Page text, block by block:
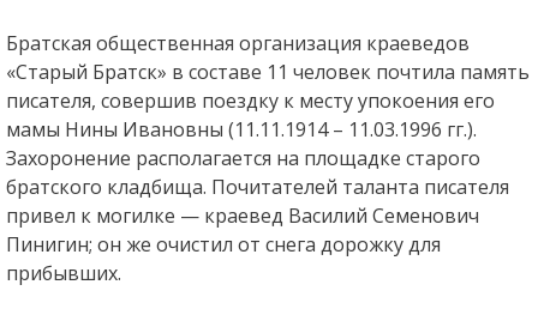
Братская общественная организация краеведов
«Старый Братск» в составе 11 человек почтила память
писателя, совершив поездку к месту упокоения его
мамы Нины Ивановны (11.11.1914 – 11.03.1996 гг.).
Захоронение располагается на площадке старого
братского кладбища. Почитателей таланта писателя
привел к могилке — краевед Василий Семенович
Пинигин; он же очистил от снега дорожку для
прибывших.